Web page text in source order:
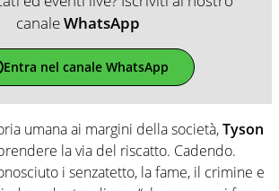
canaleWhatsApp
Entra nel canale WhatsApp
umana ai margini della società,Tyson
la via del riscatto. Cadendo.
i senzatetto, la fame, il crimine e